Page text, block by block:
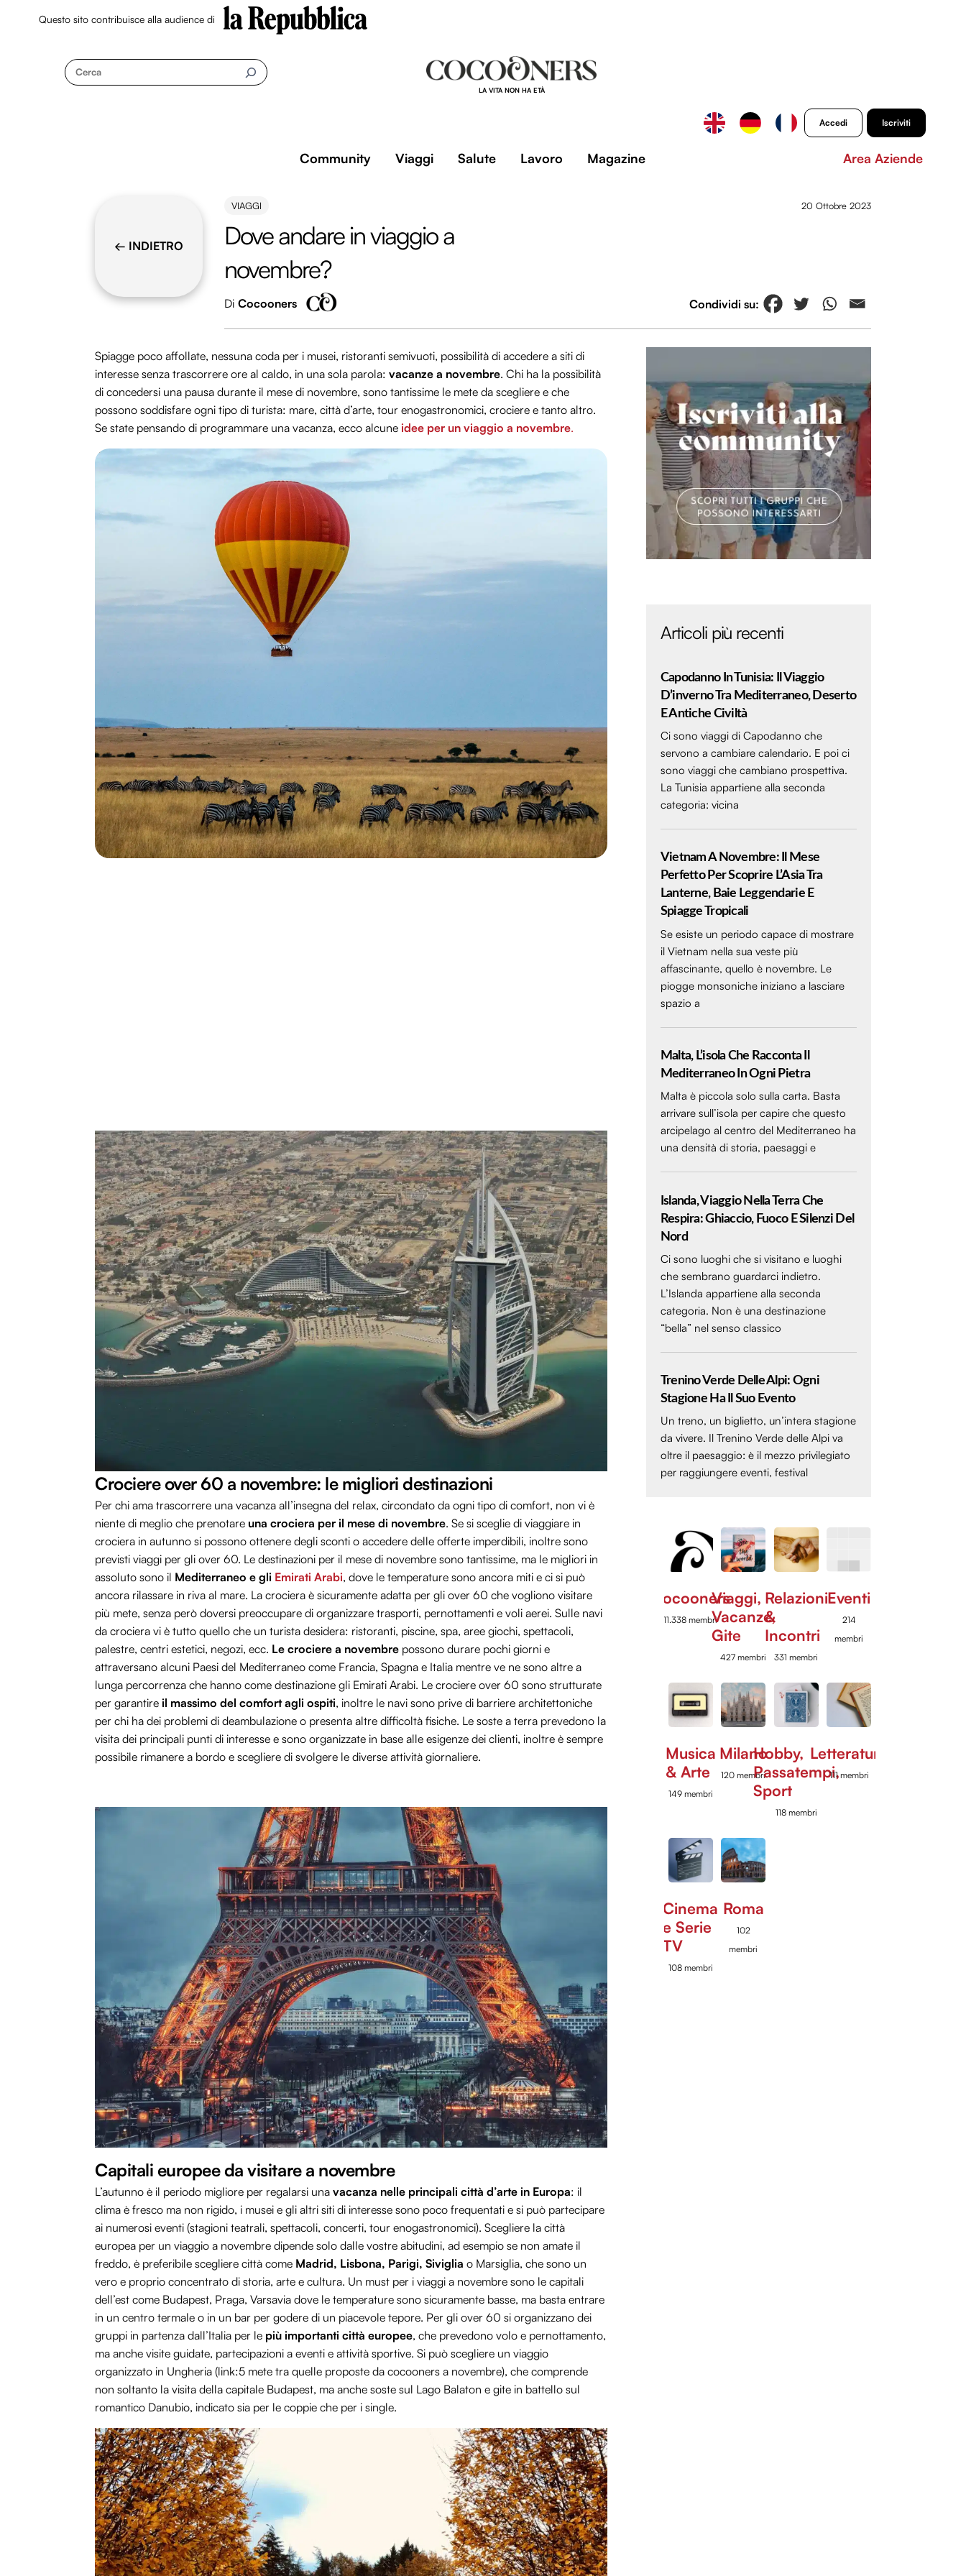
Questo sito contribuisce alla audience di
Cerca
LA VITA NON HA ETÀ
Accedi Iscriviti
Community Viaggi Salute Lavoro Magazine Area Aziende
← INDIETRO
VIAGGI 20 Ottobre 2023
Dove andare in viaggio a
novembre?
Di Cocooners
Spiagge poco affollate, nessuna coda per i musei, ristoranti semivuoti, possibilità di accedere a siti di
interesse senza trascorrere ore al caldo, in una sola parola: vacanze a novembre. Chi ha la possibilità
di concedersi una pausa durante il mese di novembre, sono tantissime le mete da scegliere e che
possono soddisfare ogni tipo di turista: mare, città d’arte, tour enogastronomici, crociere e tanto altro.
Se state pensando di programmare una vacanza, ecco alcune idee per un viaggio a novembre.
Crociere over 60 a novembre: le migliori destinazioni
Per chi ama trascorrere una vacanza all’insegna del relax, circondato da ogni tipo di comfort, non vi è
niente di meglio che prenotare una crociera per il mese di novembre. Se si sceglie di viaggiare in
crociera in autunno si possono ottenere degli sconti o accedere delle offerte imperdibili, inoltre sono
previsti viaggi per gli over 60. Le destinazioni per il mese di novembre sono tantissime, ma le migliori in
assoluto sono il Mediterraneo e gli Emirati Arabi, dove le temperature sono ancora miti e ci si può
ancora rilassare in riva al mare. La crociera è sicuramente adatta per gli over 60 che vogliono visitare
più mete, senza però doversi preoccupare di organizzare trasporti, pernottamenti e voli aerei. Sulle navi
da crociera vi è tutto quello che un turista desidera: ristoranti, piscine, spa, aree giochi, spettacoli,
palestre, centri estetici, negozi, ecc. Le crociere a novembre possono durare pochi giorni e
attraversano alcuni Paesi del Mediterraneo come Francia, Spagna e Italia mentre ve ne sono altre a
lunga percorrenza che hanno come destinazione gli Emirati Arabi. Le crociere over 60 sono strutturate
per garantire il massimo del comfort agli ospiti, inoltre le navi sono prive di barriere architettoniche
per chi ha dei problemi di deambulazione o presenta altre difficoltà fisiche. Le soste a terra prevedono la
visita dei principali punti di interesse e sono organizzate in base alle esigenze dei clienti, inoltre è sempre
possibile rimanere a bordo e scegliere di svolgere le diverse attività giornaliere.
Capitali europee da visitare a novembre
L’autunno è il periodo migliore per regalarsi una vacanza nelle principali città d’arte in Europa: il
clima è fresco ma non rigido, i musei e gli altri siti di interesse sono poco frequentati e si può partecipare
ai numerosi eventi (stagioni teatrali, spettacoli, concerti, tour enogastronomici). Scegliere la città
europea per un viaggio a novembre dipende solo dalle vostre abitudini, ad esempio se non amate il
freddo, è preferibile scegliere città come Madrid, Lisbona, Parigi, Siviglia o Marsiglia, che sono un
vero e proprio concentrato di storia, arte e cultura. Un must per i viaggi a novembre sono le capitali
dell’est come Budapest, Praga, Varsavia dove le temperature sono sicuramente basse, ma basta entrare
in un centro termale o in un bar per godere di un piacevole tepore. Per gli over 60 si organizzano dei
gruppi in partenza dall’Italia per le più importanti città europee, che prevedono volo e pernottamento,
ma anche visite guidate, partecipazioni a eventi e attività sportive. Si può scegliere un viaggio
organizzato in Ungheria (link:5 mete tra quelle proposte da cocooners a novembre), che comprende
non soltanto la visita della capitale Budapest, ma anche soste sul Lago Balaton e gite in battello sul
romantico Danubio, indicato sia per le coppie che per i single.
Articoli più recenti
Capodanno In Tunisia: Il Viaggio
D’inverno Tra Mediterraneo, Deserto
E Antiche Civiltà
Ci sono viaggi di Capodanno che
servono a cambiare calendario. E poi ci
sono viaggi che cambiano prospettiva.
La Tunisia appartiene alla seconda
categoria: vicina
Vietnam A Novembre: Il Mese
Perfetto Per Scoprire L’Asia Tra
Lanterne, Baie Leggendarie E
Spiagge Tropicali
Se esiste un periodo capace di mostrare
il Vietnam nella sua veste più
affascinante, quello è novembre. Le
piogge monsoniche iniziano a lasciare
spazio a
Malta, L’isola Che Racconta Il
Mediterraneo In Ogni Pietra
Malta è piccola solo sulla carta. Basta
arrivare sull’isola per capire che questo
arcipelago al centro del Mediterraneo ha
una densità di storia, paesaggi e
Islanda, Viaggio Nella Terra Che
Respira: Ghiaccio, Fuoco E Silenzi Del
Nord
Ci sono luoghi che si visitano e luoghi
che sembrano guardarci indietro.
L’Islanda appartiene alla seconda
categoria. Non è una destinazione
“bella” nel senso classico
Trenino Verde Delle Alpi: Ogni
Stagione Ha Il Suo Evento
Un treno, un biglietto, un’intera stagione
da vivere. Il Trenino Verde delle Alpi va
oltre il paesaggio: è il mezzo privilegiato
per raggiungere eventi, festival
Cocooners
11.338 membri
Viaggi,
Vacanze,
Gite
427 membri
Relazioni
&
Incontri
331 membri
Eventi
214
membri
Musica
& Arte
149 membri
Milano
120 membri
Hobby,
Passatempi,
Sport
118 membri
Letteratura
111 membri
Cinema
e Serie
TV
108 membri
Roma
102
membri